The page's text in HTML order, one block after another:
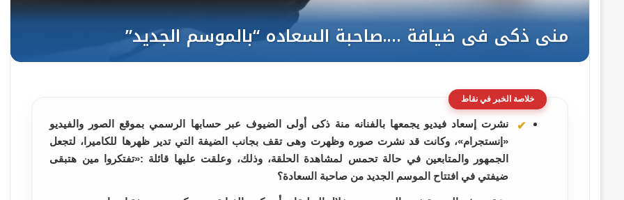
خلاصة الخبر في نقاط
نشرت إسعاد فيديو يجمعها بالفنانه منة ذكى أولى الضيوف عبر حسابها الرسمي بموقع الصور والفيديو
«إنستجرام»، وكانت قد نشرت صوره وظهرت وهى تقف بجانب الضيفة التي تدير ظهرها للكاميرا، لتجعل
الجمهور والمتابعين في حالة تحمس لمشاهدة الحلقة، وذلك، وعلقت عليها قائلة :«تفتكروا مين هتبقى
ضيفتي في افتتاح الموسم الجديد من صاحبة السعادة؟